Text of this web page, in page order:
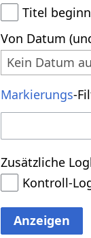
Titel
Von Datum
Kein Datum
Markierungs-
Zusätzliche
Kontroll-
Anzeigen